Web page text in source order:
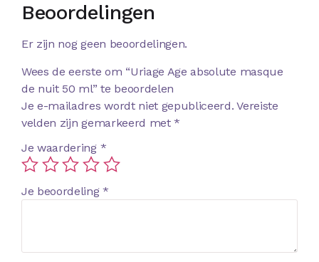
Beoordelingen
Er zijn nog geen beoordelingen.
Wees de eerste om “Uriage Age absolute masque
de nuit 50 ml” te beoordelen
Je e-mailadres wordt niet gepubliceerd. Vereiste
velden zijn gemarkeerd met*
Je waardering *
Je beoordeling*